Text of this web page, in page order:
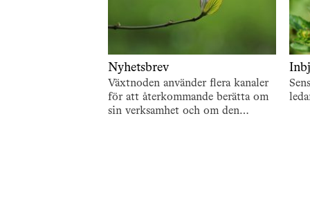
Nyhetsbrev
Växtnoden använder flera kanaler
för att återkommande berätta om
sin verksamhet och om den